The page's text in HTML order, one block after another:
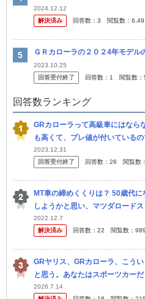
2024.12.12
解決済み
回答数： 3 閲覧数：
ＧＲカローラの２０２4年モデル
2023.10.25
回答受付終了
回答数： 1 閲覧数：
回答数ランキング
GRカローラって高級車にはなら
も高くて、プレ値が付いているの
2023.12.31
回答受付終了
回答数： 26 閲覧数：
MT車の締めくくりは？ 50歳代
しようかと思い、マツダロード
た。 そこへ、GRカローラの発売
よ...
2022.12.7
解決済み
回答数： 22 閲覧数： 989
GRヤリス、GRカローラ、こう
と思う。あなたはスポーツカー
2026.7.14